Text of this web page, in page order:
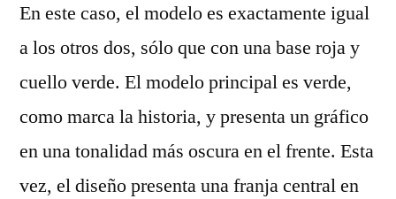
En este caso, el modelo es exactamente igual
a los otros dos, sólo que con una base roja y
cuello verde. El modelo principal es verde,
como marca la historia, y presenta un gráfico
en una tonalidad más oscura en el frente. Esta
vez, el diseño presenta una franja central en